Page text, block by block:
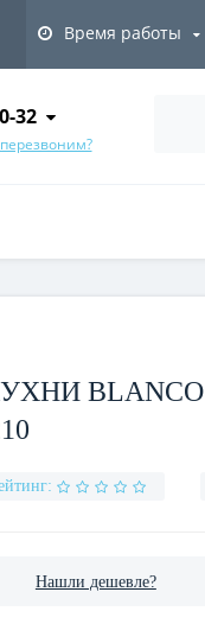
Время работы
32
BLANCO
Нашли дешевле?